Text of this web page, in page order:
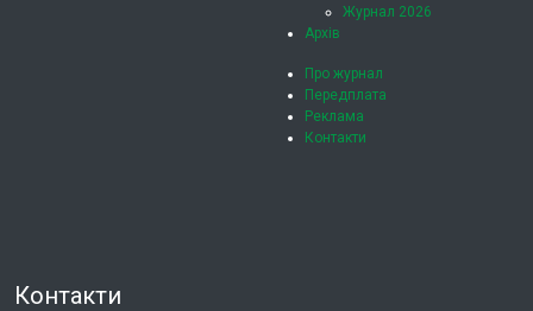
Журнал 2026
Архів
Про журнал
Передплата
Реклама
Контакти
Контакти